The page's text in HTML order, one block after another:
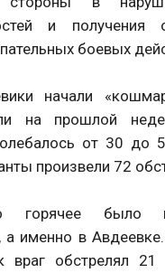
и получения
боевых
начали
на прошлой
от 30 до
произвели 72
горячее было
а именно в
враг обстрелял 21